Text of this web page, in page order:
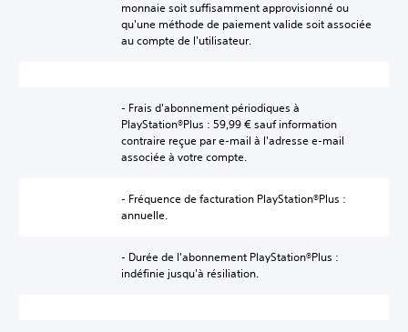
monnaie soit suffisamment approvisionné ou
qu'une méthode de paiement valide soit associée
au compte de l'utilisateur.
- Frais d'abonnement périodiques à
PlayStation®Plus : 59,99 € sauf information
contraire reçue par e-mail à l'adresse e-mail
associée à votre compte.
- Fréquence de facturation PlayStation®Plus :
annuelle.
- Durée de l'abonnement PlayStation®Plus :
indéfinie jusqu'à résiliation.